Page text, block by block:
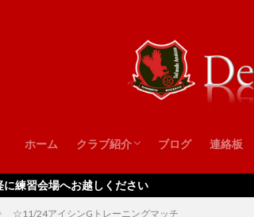
ホーム クラブ紹介
スタッフ
ブログ 連絡板
越しください
☆11/24アイシンGトレーニングマッチ